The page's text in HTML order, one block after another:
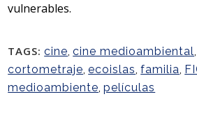
vulnerables.
TAGS: cine,cine medioambiental
cortometraje,ecoislas,familia,
medioambiente,películas